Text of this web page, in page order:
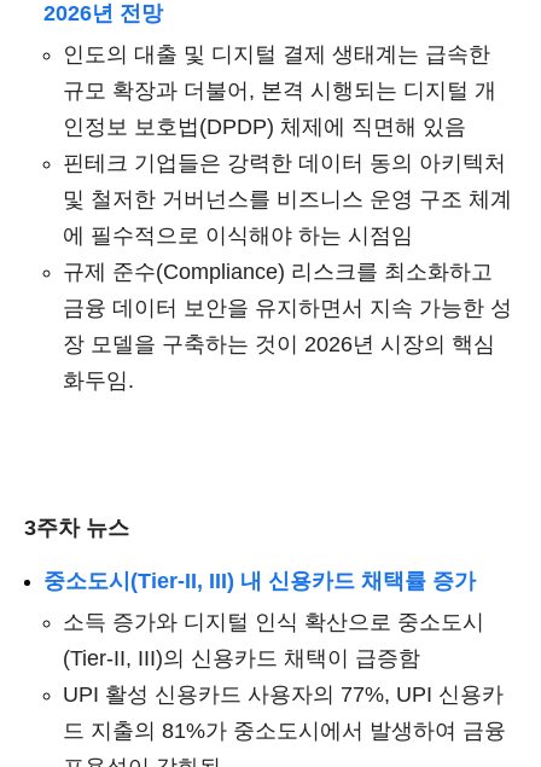
2026년 전망
인도의 대출 및 디지털 결제 생태계는 급속한
규모 확장과 더불어, 본격 시행되는 디지털 개
인정보 보호법(DPDP) 체제에 직면해 있음
핀테크 기업들은 강력한 데이터 동의 아키텍처
및 철저한 거버넌스를 비즈니스 운영 구조 체계
에 필수적으로 이식해야 하는 시점임
규제 준수(Compliance) 리스크를 최소화하고
금융 데이터 보안을 유지하면서 지속 가능한 성
장 모델을 구축하는 것이 2026년 시장의 핵심
화두임.
3주차 뉴스
중소도시(Tier-II, III) 내 신용카드 채택률 증가
소득 증가와 디지털 인식 확산으로 중소도시
(Tier-II, III)의 신용카드 채택이 급증함
UPI 활성 신용카드 사용자의 77%, UPI 신용카
드 지출의 81%가 중소도시에서 발생하여 금융